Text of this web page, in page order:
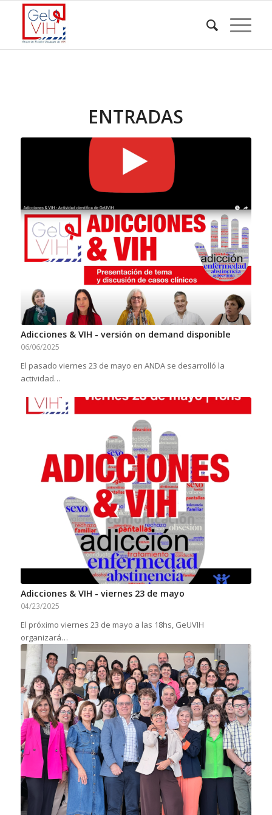
ENTRADAS
Adicciones & VIH - versión on demand disponible
06/06/2025
El pasado viernes 23 de mayo en ANDA se desarrolló la
actividad…
Adicciones & VIH - viernes 23 de mayo
04/23/2025
El próximo viernes 23 de mayo a las 18hs, GeUVIH
organizará…